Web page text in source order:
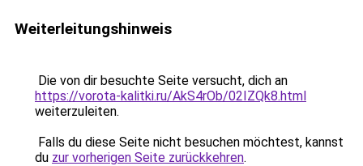
Weiterleitungshinweis
Die von dir besuchte Seite versucht, dich an
https://vorota-kalitki.ru/AkS4rOb/02IZQk8.html
weiterzuleiten.
Falls du diese Seite nicht besuchen möchtest, kannst
du zur vorherigen Seite zurückkehren.